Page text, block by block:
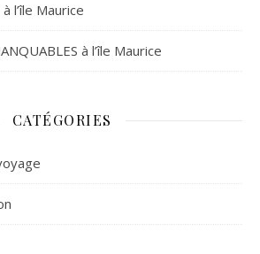
l’île Maurice
à l’île Maurice
CATÉGORIES